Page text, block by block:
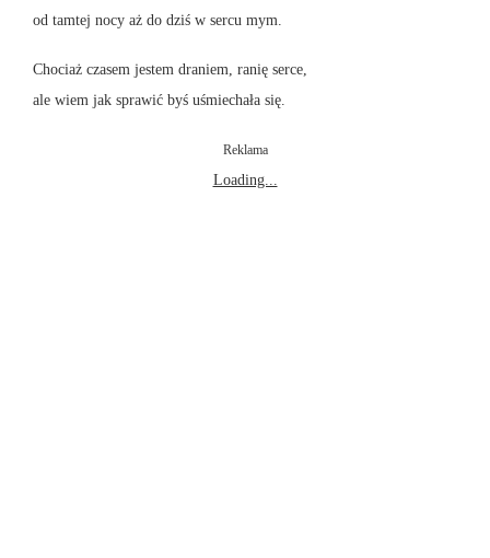
od tamtej nocy aż do dziś w sercu mym.
Chociaż czasem jestem draniem, ranię serce,
ale wiem jak sprawić byś uśmiechała się.
Reklama
Loading...